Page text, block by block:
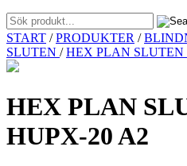
Skip
to
content
START /PRODUKTER /
SLUTEN /HEX PLAN SLUTEN
HEX PLAN
HUPX-20 A2